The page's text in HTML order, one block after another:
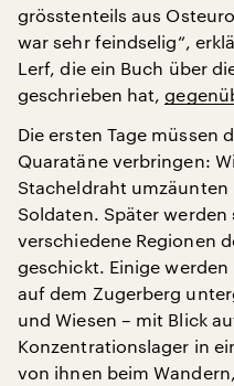
grösstenteils aus
war sehr feindselig“,
Lerf, die ein Buch über
geschrieben hat,
Die ersten Tage müssen
Quaratäne verbringen:
Stacheldraht
Soldaten. Später
verschiedene Regionen
geschickt. Einige
auf dem Zugerberg
und Wiesen – mit Blick
Konzentrationslager in
von ihnen beim